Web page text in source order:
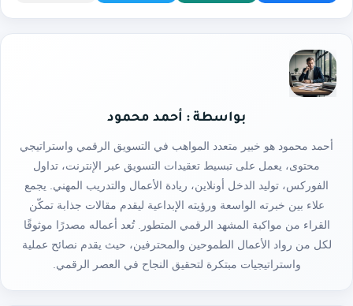
بواسطة : أحمد محمود
أحمد محمود هو خبير متعدد المواهب في التسويق الرقمي واستراتيجي
محتوى، يعمل على تبسيط تعقيدات التسويق عبر الإنترنت، تداول
الفوركس، توليد الدخل أونلاين، ريادة الأعمال والتدريب المهني. يجمع
علاء بين خبرته الواسعة ورؤيته الإبداعية ليقدم مقالات جذابة تمكّن
القراء من مواكبة المشهد الرقمي المتطور. تُعد أعماله مصدرًا موثوقًا
لكل من رواد الأعمال الطموحين والمحترفين، حيث يقدم نصائح عملية
واستراتيجيات مبتكرة لتحقيق النجاح في العصر الرقمي.